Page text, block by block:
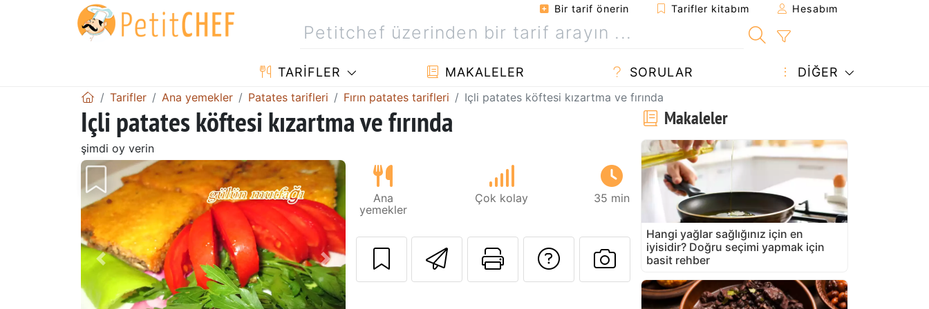
Bir tarif önerin Tarifler kitabım Hesabım
TARIFLER MAKALELER SORULAR DIĞER
Tarifler Ana yemekler Patates tarifleri Fırın patates tarifleri Içli patates köftesi kızartma ve fırında
Içli patates köftesi kızartma ve fırında
şimdi oy verin
Önceki Sonraki
Ana
yemekler
Çok kolay 35 min
Arkadaşına bu tarifi gönder
Bu sayfayı yazdır
Tarif sahibine bir soru sorun
Bu tarifin fotoğrafını
Makaleler
Hangi yağlar sağlığınız için en
iyisidir? Doğru seçimi yapmak için
basit rehber